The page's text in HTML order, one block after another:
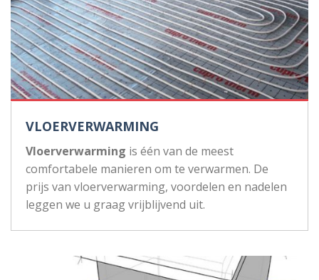
VLOERVERWARMING
Vloerverwarming is één van de meest
comfortabele manieren om te verwarmen. De
prijs van vloerverwarming, voordelen en nadelen
leggen we u graag vrijblijvend uit.